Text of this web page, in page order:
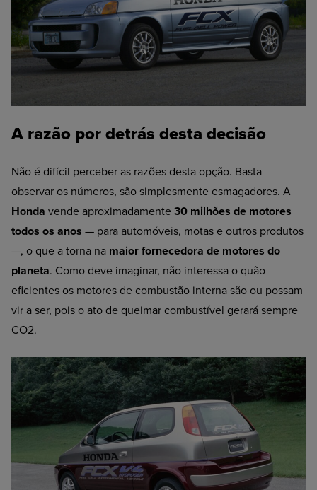
A razão por detrás desta decisão
Não é difícil perceber as razões desta opção. Basta
observar os números, são simplesmente esmagadores. A
Honda vende aproximadamente 30 milhões de motores
todos os anos — para automóveis, motas e outros produtos
—, o que a torna na maior fornecedora de motores do
planeta. Como deve imaginar, não interessa o quão
eficientes os motores de combustão interna são ou possam
vir a ser, pois o ato de queimar combustível gerará sempre
CO2.